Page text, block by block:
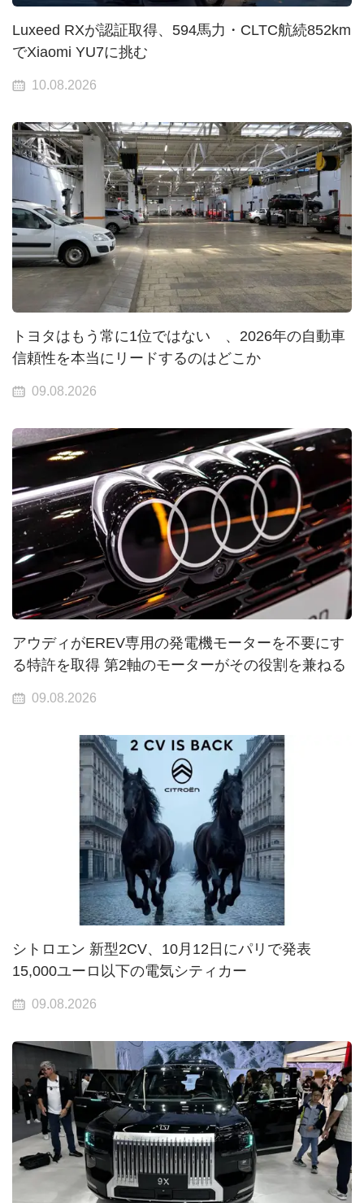
Luxeed RXが認証取得、594馬力・CLTC航続852km
でXiaomi YU7に挑む
10.08.2026
トヨタはもう常に1位ではない 、2026年の自動車
信頼性を本当にリードするのはどこか
09.08.2026
アウディがEREV専用の発電機モーターを不要にす
る特許を取得 第2軸のモーターがその役割を兼ねる
09.08.2026
シトロエン 新型2CV、10月12日にパリで発表
15,000ユーロ以下の電気シティカー
09.08.2026